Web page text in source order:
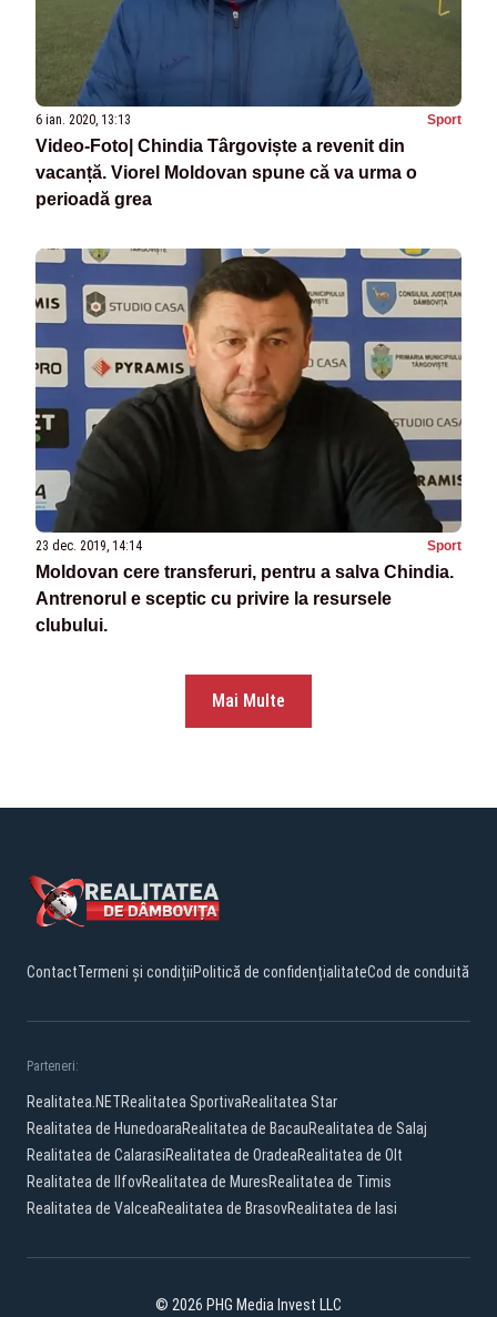
6 ian. 2020, 13:13 Sport
Video-Foto| Chindia Târgoviște a revenit din
vacanță. Viorel Moldovan spune că va urma o
perioadă grea
23 dec. 2019, 14:14 Sport
Moldovan cere transferuri, pentru a salva Chindia.
Antrenorul e sceptic cu privire la resursele
clubului.
Mai Multe
ContactTermeni și condițiiPolitică de confidențialitateCod de conduită
Parteneri:
Realitatea.NETRealitatea SportivaRealitatea Star
Realitatea de HunedoaraRealitatea de BacauRealitatea de Salaj
Realitatea de CalarasiRealitatea de OradeaRealitatea de Olt
Realitatea de IlfovRealitatea de MuresRealitatea de Timis
Realitatea de ValceaRealitatea de BrasovRealitatea de Iasi
© 2026 PHG Media Invest LLC